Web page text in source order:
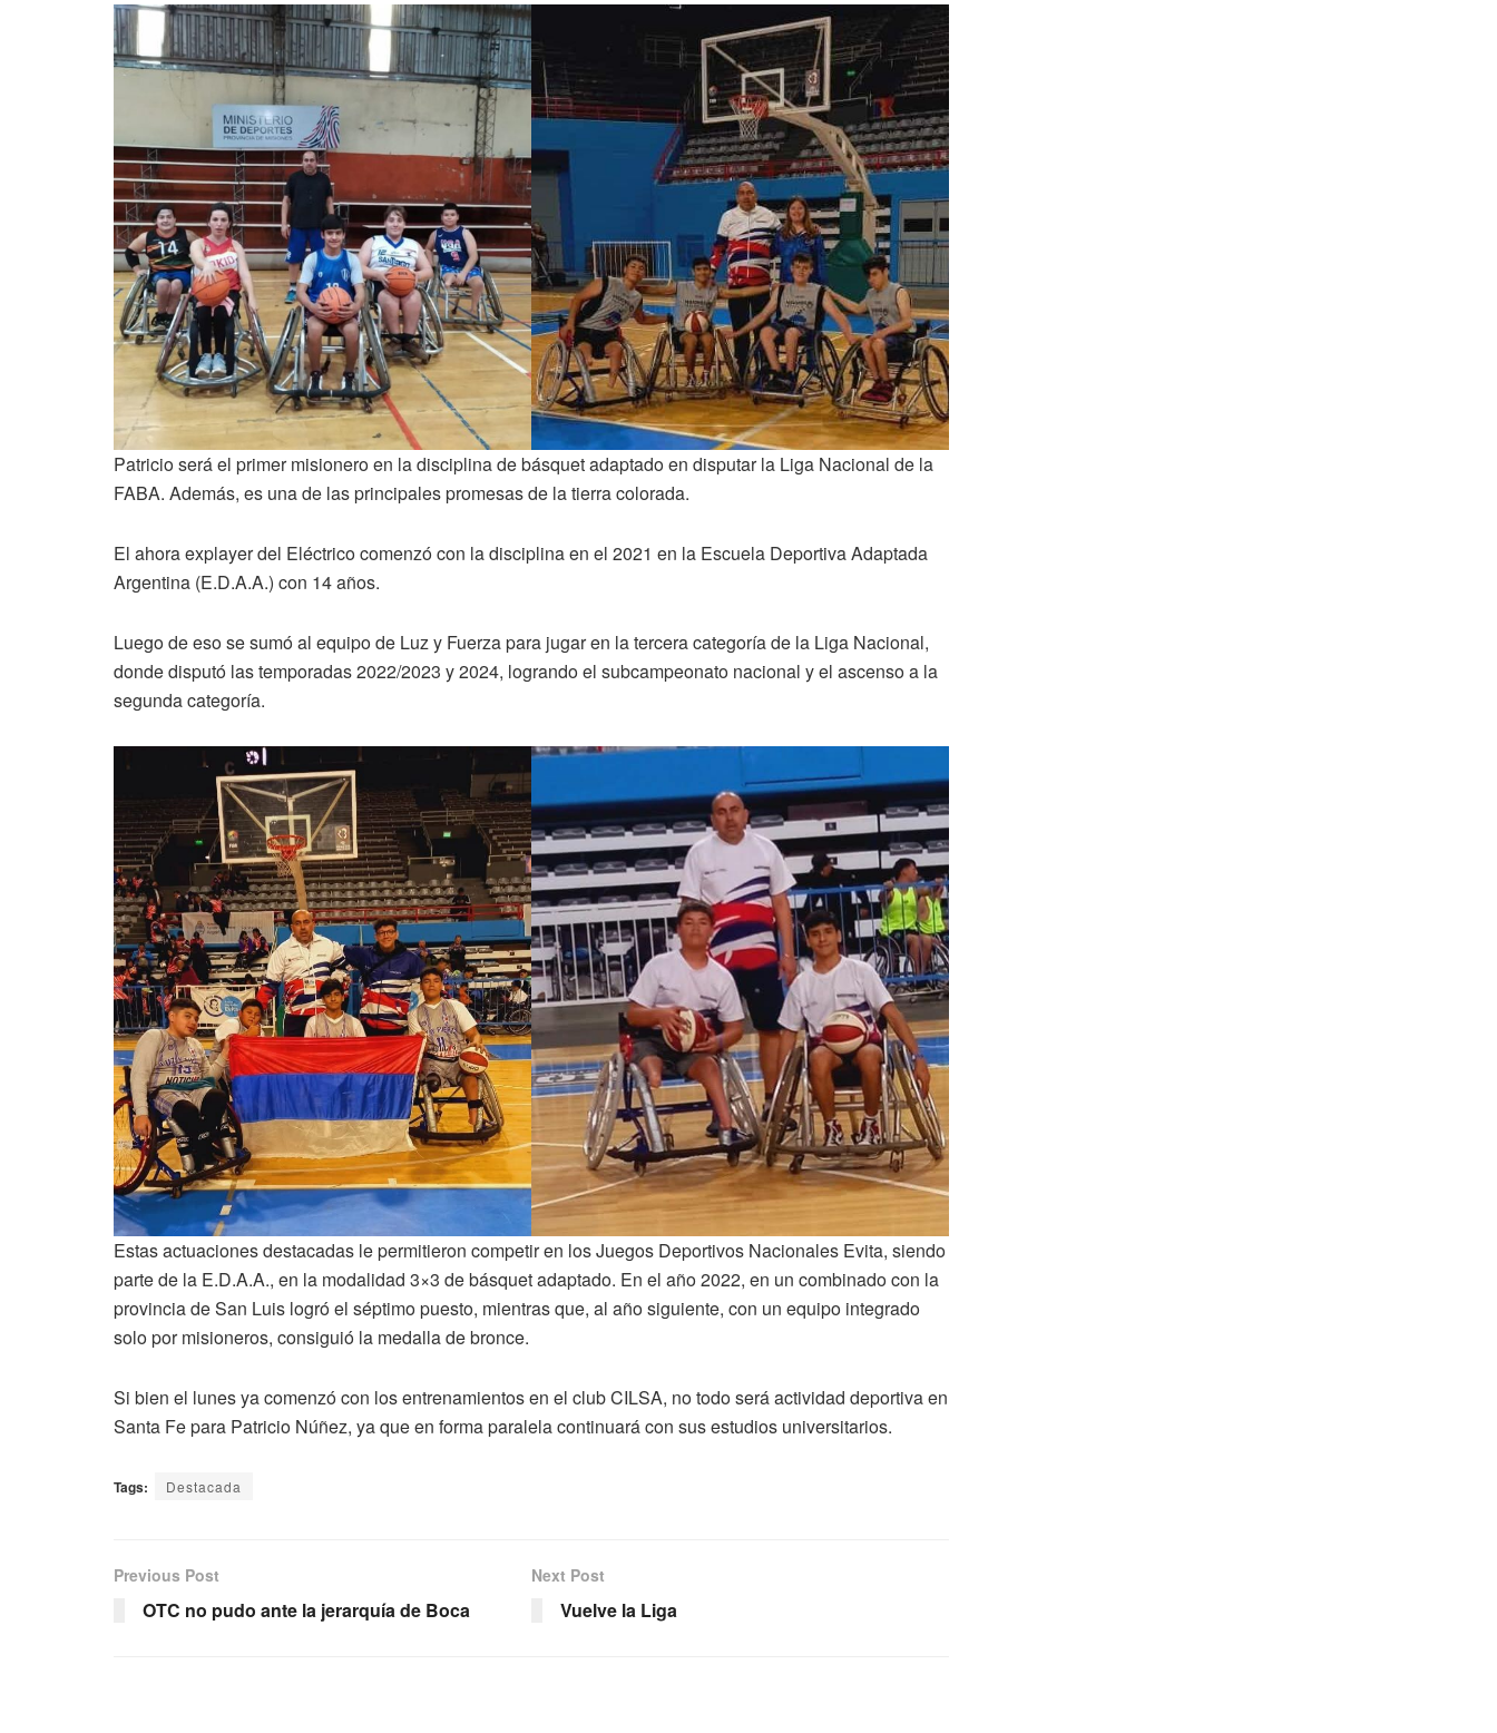
Patricio será el primer misionero en la disciplina de básquet adaptado en disputar la Liga Nacional de la
FABA. Además, es una de las principales promesas de la tierra colorada.
El ahora explayer del Eléctrico comenzó con la disciplina en el 2021 en la Escuela Deportiva Adaptada
Argentina (E.D.A.A.) con 14 años.
Luego de eso se sumó al equipo de Luz y Fuerza para jugar en la tercera categoría de la Liga Nacional,
donde disputó las temporadas 2022/2023 y 2024, logrando el subcampeonato nacional y el ascenso a la
segunda categoría.
Estas actuaciones destacadas le permitieron competir en los Juegos Deportivos Nacionales Evita, siendo
parte de la E.D.A.A., en la modalidad 3×3 de básquet adaptado. En el año 2022, en un combinado con la
provincia de San Luis logró el séptimo puesto, mientras que, al año siguiente, con un equipo integrado
solo por misioneros, consiguió la medalla de bronce.
Si bien el lunes ya comenzó con los entrenamientos en el club CILSA, no todo será actividad deportiva en
Santa Fe para Patricio Núñez, ya que en forma paralela continuará con sus estudios universitarios.
Tags: Destacada
Previous Post
OTC no pudo ante la jerarquía de Boca
Next Post
Vuelve la Liga